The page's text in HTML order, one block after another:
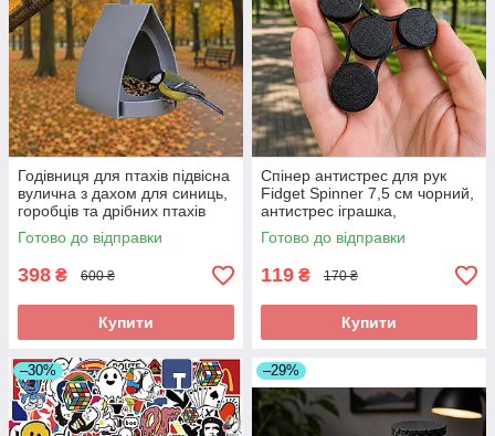
Годівниця для птахів підвісна
вулична з дахом для синиць,
горобців та дрібних птахів
14×12×15 см
Готово до відправки
398 ₴ 600 ₴
Купити
Спінер антистрес для рук
Fidget Spinner 7,5 см чорний,
антистрес іграшка,
кишеньковий спінер, спінер
для дітей та дорослих
Готово до відправки
119 ₴ 170 ₴
Купити
–30% –29%